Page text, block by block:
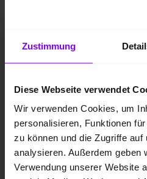
Zustimmung
Diese Webseite verwendet
Wir verwenden Cookies, um
personalisieren, Funktionen
zu können und die Zugriffe auf
analysieren. Außerdem geben
Verwendung unserer Website